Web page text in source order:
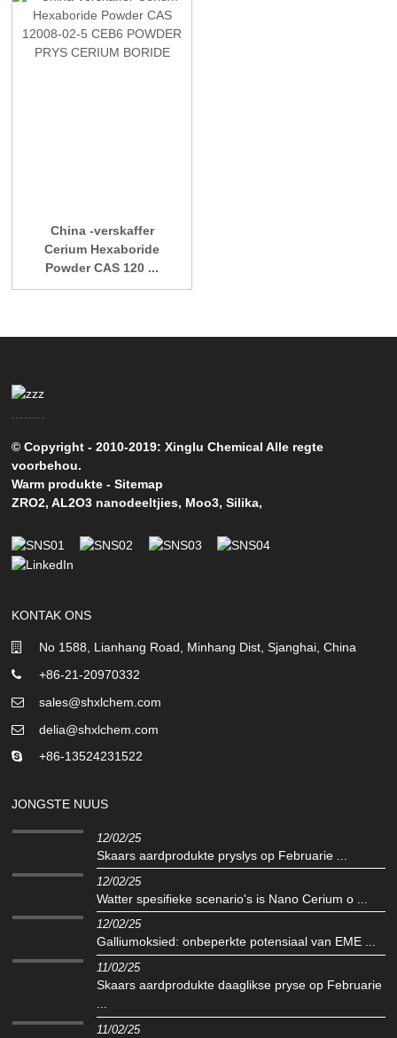
China -verskaffer
Cerium Hexaboride
Powder CAS 120 ...
© Copyright - 2010-2019: Xinglu Chemical Alle regte
voorbehou.
Warm produkte -Sitemap
ZRO2,AL2O3 nanodeeltjies, Moo3,Silika,
KONTAK ONS
No 1588, Lianhang Road, Minhang Dist, Sjanghai, China
+86-21-20970332
sales@shxlchem.com
delia@shxlchem.com
+86-13524231522
JONGSTE NUUS
12/02/25
Skaars aardprodukte pryslys op Februarie ...
12/02/25
Watter spesifieke scenario's is Nano Cerium o ...
12/02/25
Galliumoksied: onbeperkte potensiaal van EME ...
11/02/25
Skaars aardprodukte daaglikse pryse op Februarie
...
11/02/25